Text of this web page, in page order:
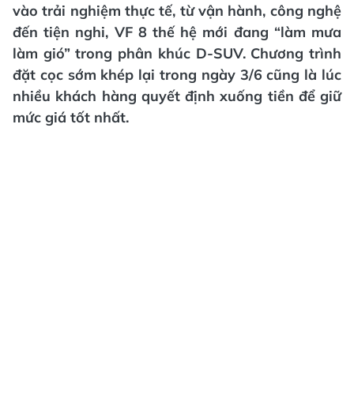
vào trải nghiệm thực tế, từ vận hành, công nghệ
đến tiện nghi, VF 8 thế hệ mới đang “làm mưa
làm gió” trong phân khúc D-SUV. Chương trình
đặt cọc sớm khép lại trong ngày 3/6 cũng là lúc
nhiều khách hàng quyết định xuống tiền để giữ
mức giá tốt nhất.